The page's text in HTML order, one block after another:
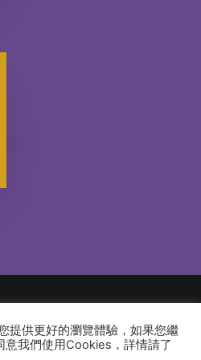
Seminary. All rights reserved
提供更好的瀏覽體驗，如果您繼
意我們使用Cookies，詳情請了